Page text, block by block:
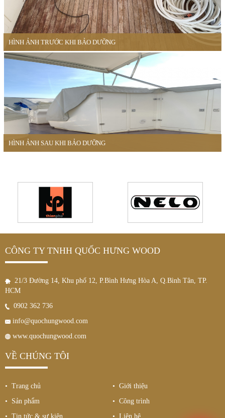
HÌNH ẢNH TRƯỚC KHI BẢO DƯỠNG
HÌNH ẢNH SAU KHI BẢO DƯỠNG
CÔNG TY TNHH QUỐC HƯNG WOOD
21/3 Đường 14, Khu phố 12, P.Bình Hưng Hòa A, Q.Bình Tân, TP.
HCM
0902 362 736
info@quochungwood.com
www.quochungwood.com
VỀ CHÚNG TÔI
• Trang chủ
• Giới thiệu
• Sản phẩm
• Công trình
• Tin tức & sự kiện
• Liên hệ